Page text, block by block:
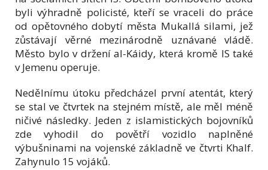
byli výhradně policisté, kteří se vraceli do práce
od opětovného dobytí města Mukallá silami, jež
zůstávají věrné mezinárodně uznávané vládě.
Město bylo v držení al-Káidy, která kromě IS také
v Jemenu operuje.
Nedělnímu útoku předcházel první atentát, který
se stal ve čtvrtek na stejném místě, ale měl méně
ničivé následky. Jeden z islamistických bojovníků
zde vyhodil do povětří vozidlo naplněné
výbušninami na vojenské základně ve čtvrti Khalf.
Zahynulo 15 vojáků.